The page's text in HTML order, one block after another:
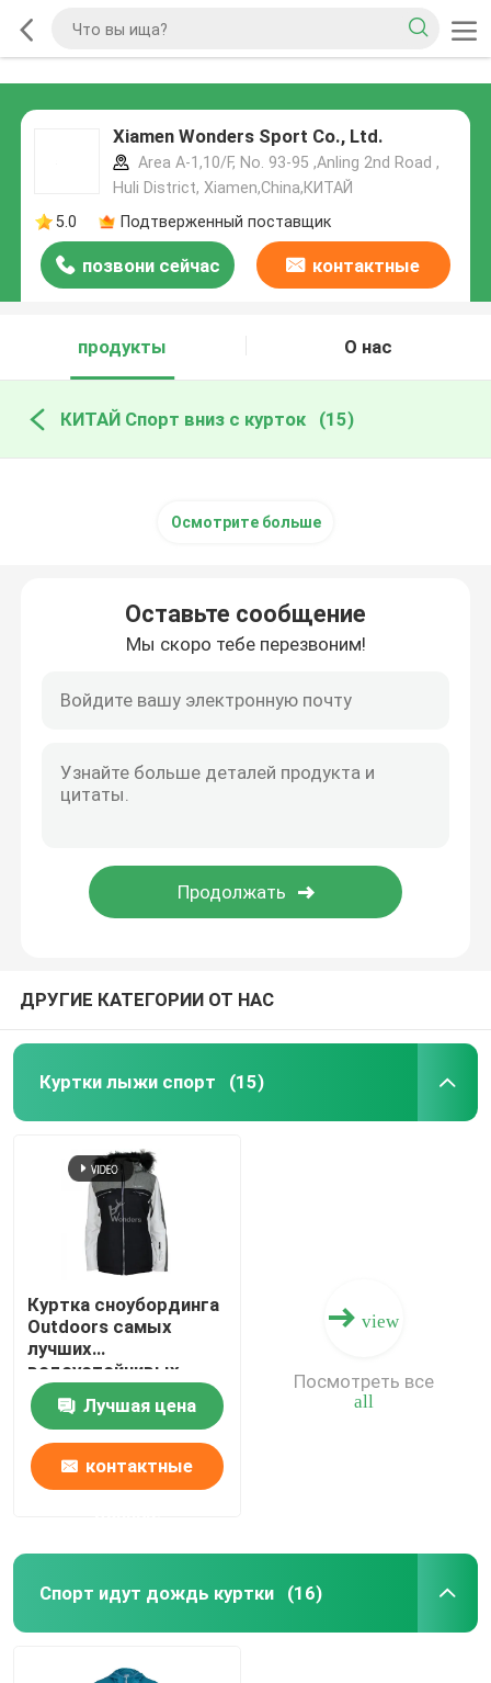
Xiamen Wonders Sport Co., Ltd.
Area A-1,10/F, No. 93-95 ,Anling 2nd Road ,
Huli District, Xiamen,China,КИТАЙ
5.0
Подтверженный поставщик
позвони сейчас контактные
продукты
О нас
КИТАЙ Спорт вниз с курток (15)
Осмотрите больше
Оставьте сообщение
Мы скоро тебе перезвоним!
ДРУГИЕ КАТЕГОРИИ ОТ НАС
Куртки лыжи спорт (15)
Куртка сноубординга
Outdoors самых
лучших
водоустойчивых
женщин куртки лыжи
с мехомЛучшая цена
контактные
view
all
Посмотреть все
Спорт идут дождь куртки (16)